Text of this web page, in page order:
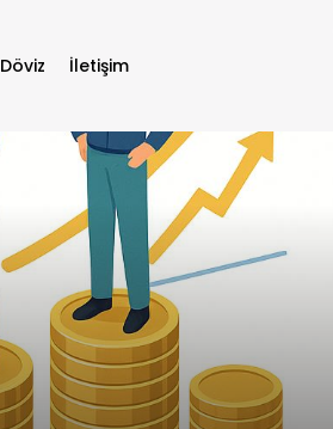
Döviz İletişim